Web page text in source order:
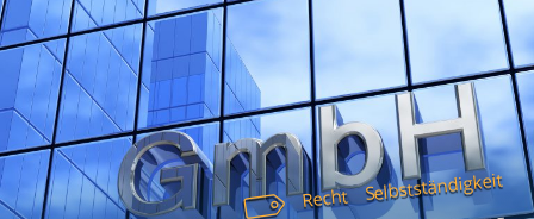
Recht Selbstständigkeit